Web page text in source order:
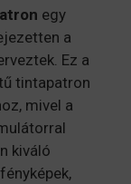
egy
a
Ez a
tintapatron
mivel a
kiváló